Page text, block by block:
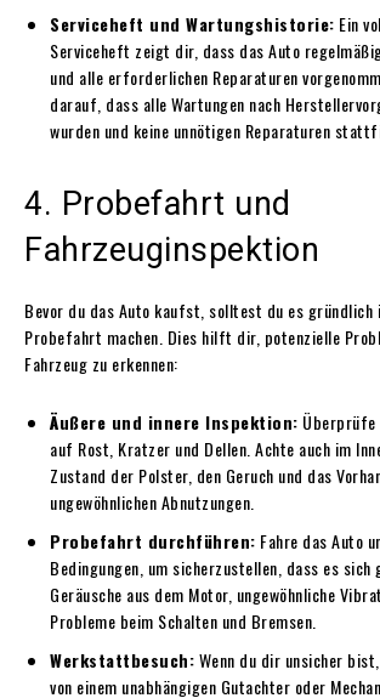
Serviceheft und Wartungshistorie: Ein
Serviceheft zeigt dir, dass das Auto
und alle erforderlichen Reparaturen
darauf, dass alle Wartungen nach
wurden und keine unnötigen Reparaturen
4. Probefahrt und
Fahrzeuginspektion
Bevor du das Auto kaufst, solltest du es gründlich
Probefahrt machen. Dies hilft dir, potenzielle
Fahrzeug zu erkennen:
Äußere und innere Inspektion: Überprüfe
auf Rost, Kratzer und Dellen. Achte auch im
Zustand der Polster, den Geruch und das
ungewöhnlichen Abnutzungen.
Probefahrt durchführen: Fahre das Auto
Bedingungen, um sicherzustellen, dass es
Geräusche aus dem Motor, ungewöhnliche
Probleme beim Schalten und Bremsen.
Werkstattbesuch:Wenn du dir unsicher
von einem unabhängigen Gutachter oder